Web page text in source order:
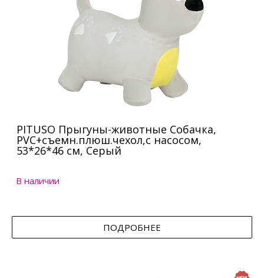
PITUSO Прыгуны-животные Собачка,
PVC+съемн.плюш.чехол,с насосом,
53*26*46 см, Серый
В наличии
ПОДРОБНЕЕ